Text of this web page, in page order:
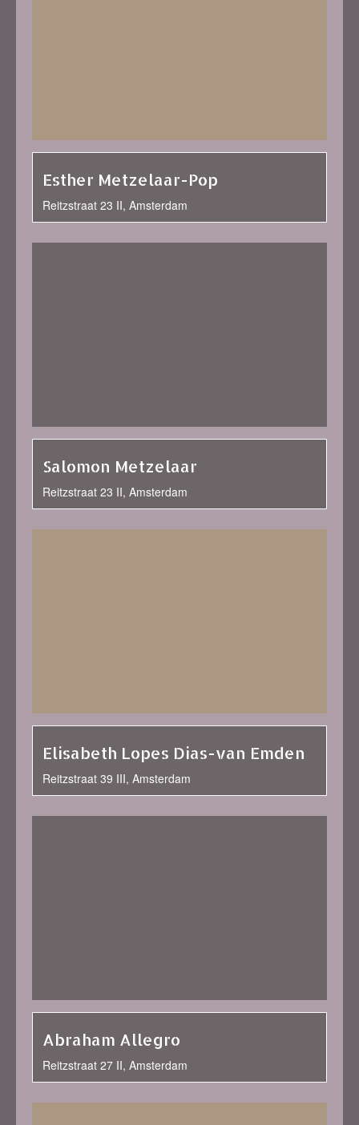
Esther Metzelaar-Pop
Reitzstraat 23 II, Amsterdam
Salomon Metzelaar
Reitzstraat 23 II, Amsterdam
Elisabeth Lopes Dias-van Emden
Reitzstraat 39 III, Amsterdam
Abraham Allegro
Reitzstraat 27 II, Amsterdam